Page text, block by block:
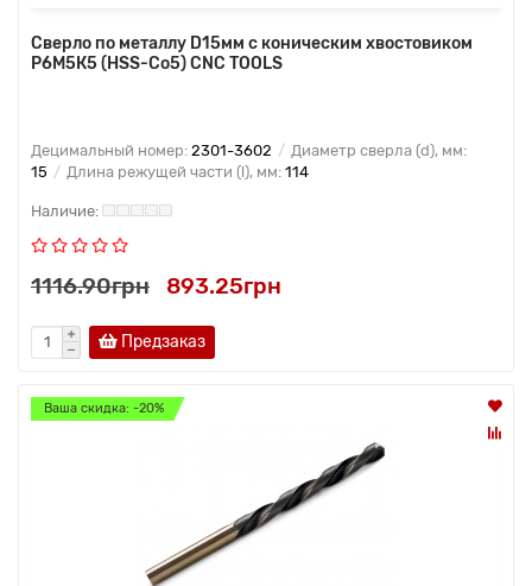
Сверло по металлу D15мм с коническим хвостовиком
Р6М5К5 (HSS-Co5) CNC TOOLS
Децимальный номер: 2301-3602
Диаметр сверла (d), мм:
15
Длина режущей части (l), мм: 114
1116.90грн 893.25грн
Предзаказ
Ваша скидка: -20%